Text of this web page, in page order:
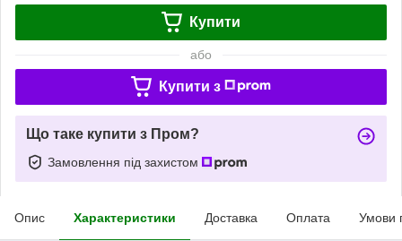
Купити
або
Купити з
Що таке купити з Пром?
Замовлення під захистом
Опис Характеристики Доставка Оплата Умови